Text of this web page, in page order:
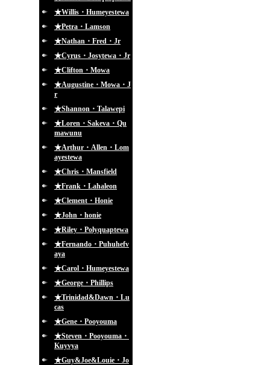
★Willis・Humeyestewa
★Petra・Lamson
★Nathan・Fred・Jr
★Cyrus・Josytewa・Jr
★Clifton・Mowa
★Augustine・Mowa・J
r
★Shannon・Talawepi
★Loren・Sakeva・Qu
mawunu
★Arthur・Allen・Lom
ayestewa
★Chris・Mansfield
★Frank・Lahaleon
★Clement・Honie
★John・honie
★Riley・Polyquaptewa
★Fernando・Puhuhefv
aya
★Carol・Humeyestewa
★George・Phillips
★Trinidad&Dawn・Lu
cas
★Gene・Pooyouma
★Steven・Pooyouma・
Kuyvya
★Guy&Joe&Louie・Jo